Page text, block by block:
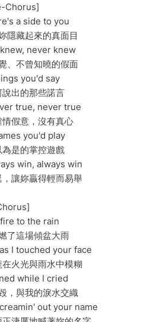
Chorus]
a side to you
隱藏起來的真面目
never knew
、不曾知曉的假面
you'd say
出的那些諾言
true, never true
假意，沒有真心
you'd play
是的掌控遊戲
win, always win
讓妳贏得輕而易舉
to the rain
了這場傾盆大雨
I touched your face
火光與雨水中模糊
while I cried
，與我的淚水交織
out your name